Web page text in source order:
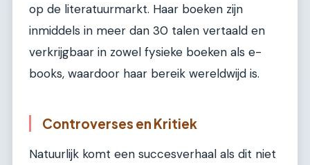
op de literatuurmarkt. Haar boeken zijn
inmiddels in meer dan 30 talen vertaald en
verkrijgbaar in zowel fysieke boeken als e-
books, waardoor haar bereik wereldwijd is.
Controverses en Kritiek
Natuurlijk komt een succesverhaal als dit niet